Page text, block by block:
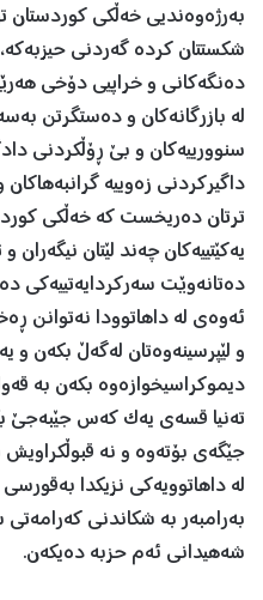
بەرژەوەندیی خەڵکی کوردستان
شکستتان کردە گەردنی
دەنگەکانی و خراپیی دۆخی
لە بازرگانەکان و دەستگرتن
سنوورییەکان و بێ ڕۆڵکردنی
داگیرکردنی زەوییە
ترتان دەریخست کە خەڵکی
یەکێتییەکان چەند لێتان
دەتانەوێت سەرکردایەتییەکی
ئەوەی لە داهاتوودا نەتوانن
و لێپرسینەوەتان لەگەڵ بکەن و
دیموکراسیخوازەوە بکەن بە
تەنیا قسەی یەک کەس جێبەجێ
جێگەی بۆتەوە و نە قبوڵکراویش
لە داهاتوویەکی نزیکدا
بەرامبەر بە شکاندنی
شەهیدانی ئەم حزبە دەیکەن.